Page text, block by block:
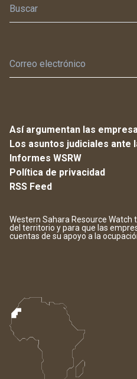
Así argumentan las
Los asuntos judiciales ante
Informes WSRW
Política de privacidad
RSS Feed
Western Sahara Resource Watch
del territorio y para que las
cuentas de su apoyo a la